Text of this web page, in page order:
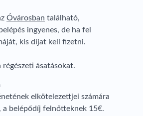
Óvárosban található,
ingyenes, de ha fel
kis díjat kell fizetni.
ásatásokat.
elkötelezettjei számára
, a belépődíj felnőtteknek 15€.